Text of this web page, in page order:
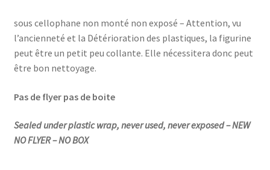
sous cellophane non monté non exposé – Attention, vu
l’ancienneté et la Détérioration des plastiques, la figurine
peut être un petit peu collante. Elle nécessitera donc peut
être bon nettoyage.
Pas de flyer pas de boite
Sealed under plastic wrap, never used, never exposed – NEW
NO FLYER – NO BOX